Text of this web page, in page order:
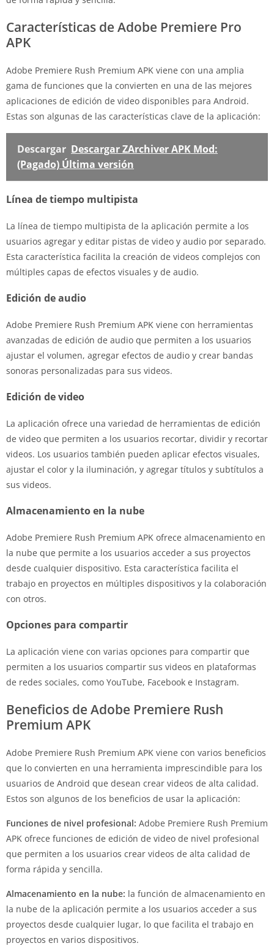
Características de Adobe Premiere Pro
APK
Adobe Premiere Rush Premium APK viene con una amplia
gama de funciones que la convierten en una de las mejores
aplicaciones de edición de video disponibles para Android.
Estas son algunas de las características clave de la aplicación:
Descargar Descargar ZArchiver APK Mod:
(Pagado) Última versión
Línea de tiempo multipista
La línea de tiempo multipista de la aplicación permite a los
usuarios agregar y editar pistas de video y audio por separado.
Esta característica facilita la creación de videos complejos con
múltiples capas de efectos visuales y de audio.
Edición de audio
Adobe Premiere Rush Premium APK viene con herramientas
avanzadas de edición de audio que permiten a los usuarios
ajustar el volumen, agregar efectos de audio y crear bandas
sonoras personalizadas para sus videos.
Edición de video
La aplicación ofrece una variedad de herramientas de edición
de video que permiten a los usuarios recortar, dividir y recortar
videos. Los usuarios también pueden aplicar efectos visuales,
ajustar el color y la iluminación, y agregar títulos y subtítulos a
sus videos.
Almacenamiento en la nube
Adobe Premiere Rush Premium APK ofrece almacenamiento en
la nube que permite a los usuarios acceder a sus proyectos
desde cualquier dispositivo. Esta característica facilita el
trabajo en proyectos en múltiples dispositivos y la colaboración
con otros.
Opciones para compartir
La aplicación viene con varias opciones para compartir que
permiten a los usuarios compartir sus videos en plataformas
de redes sociales, como YouTube, Facebook e Instagram.
Beneficios de Adobe Premiere Rush
Premium APK
Adobe Premiere Rush Premium APK viene con varios beneficios
que lo convierten en una herramienta imprescindible para los
usuarios de Android que desean crear videos de alta calidad.
Estos son algunos de los beneficios de usar la aplicación:
Funciones de nivel profesional: Adobe Premiere Rush Premium
APK ofrece funciones de edición de video de nivel profesional
que permiten a los usuarios crear videos de alta calidad de
forma rápida y sencilla.
Almacenamiento en la nube: la función de almacenamiento en
la nube de la aplicación permite a los usuarios acceder a sus
proyectos desde cualquier lugar, lo que facilita el trabajo en
proyectos en varios dispositivos.